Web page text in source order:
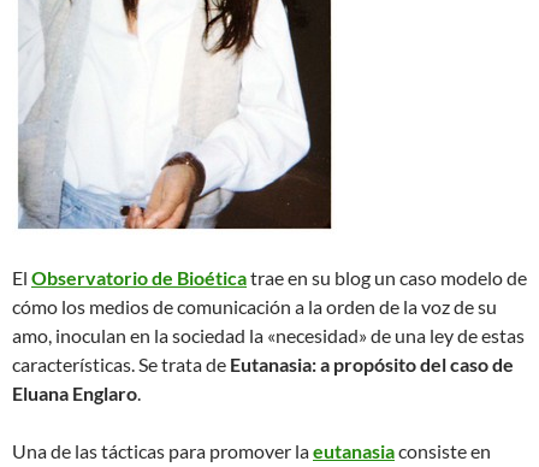
El Observatorio de Bioéticatrae en su blog un caso modelo de
cómo los medios de comunicación a la orden de la voz de su
amo, inoculan en la sociedad la «necesidad» de una ley de estas
características. Se trata de Eutanasia: a propósito del caso de
Eluana Englaro.
Una de las tácticas para promover laeutanasiaconsiste en